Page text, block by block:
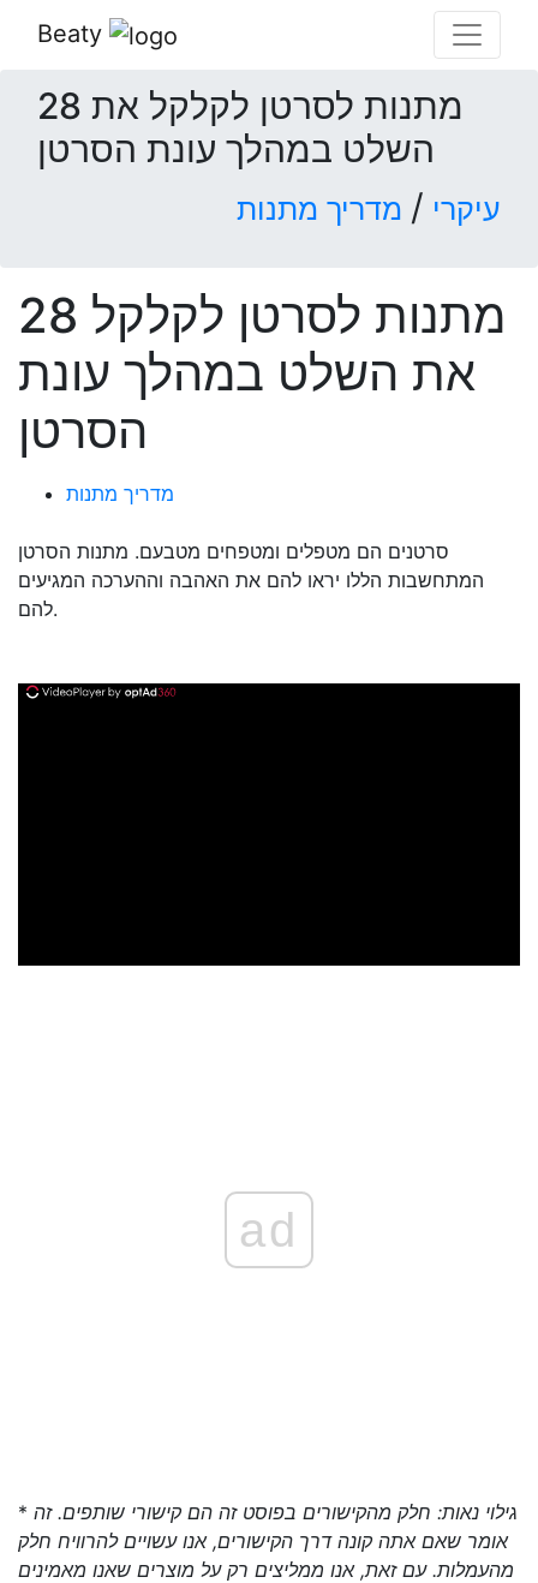
Beaty
28 מתנות לסרטן לקלקל את
השלט במהלך עונת הסרטן
עיקרי / מדריך מתנות
28 מתנות לסרטן לקלקל
את השלט במהלך עונת
הסרטן
מדריך מתנות
סרטנים הם מטפלים ומטפחים מטבעם. מתנות הסרטן
המתחשבות הללו יראו להם את האהבה וההערכה המגיעים
להם.
ad
* גילוי נאות: חלק מהקישורים בפוסט זה הם קישורי שותפים. זה
אומר שאם אתה קונה דרך הקישורים, אנו עשויים להרוויח חלק
מהעמלות. עם זאת, אנו ממליצים רק על מוצרים שאנו מאמינים